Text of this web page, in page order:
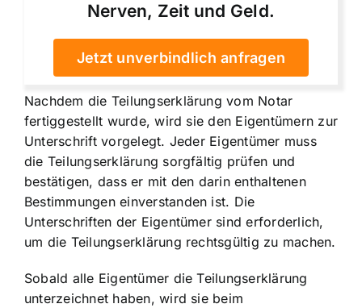
Nerven, Zeit und Geld.
Jetzt unverbindlich anfragen
Nachdem die Teilungserklärung vom Notar
fertiggestellt wurde, wird sie den Eigentümern zur
Unterschrift vorgelegt. Jeder Eigentümer muss
die Teilungserklärung sorgfältig prüfen und
bestätigen, dass er mit den darin enthaltenen
Bestimmungen einverstanden ist. Die
Unterschriften der Eigentümer sind erforderlich,
um die Teilungserklärung rechtsgültig zu machen.
Sobald alle Eigentümer die Teilungserklärung
unterzeichnet haben, wird sie beim